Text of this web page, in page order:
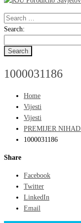
Search
for:
Search
Search:
1000031186
Home
Vijesti
Vijesti
PREMIJER
1000031186
Share
Facebook
Twitter
LinkedIn
Email